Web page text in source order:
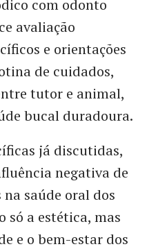
com odonto
avaliação
e orientações
de cuidados,
tutor e animal,
bucal duradoura.
já discutidas,
negativa de
saúde oral dos
só a estética, mas
e o bem-estar dos